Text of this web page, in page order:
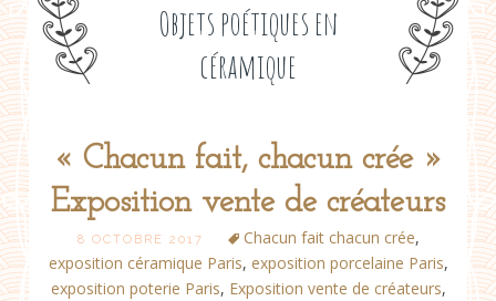
Objets poétiques en
céramique
« Chacun fait, chacun crée »
Exposition vente de créateurs
8 OCTOBRE 2017 Chacun fait chacun crée,
exposition céramique Paris, exposition porcelaine Paris,
exposition poterie Paris, Exposition vente de créateurs,
Post
navigation